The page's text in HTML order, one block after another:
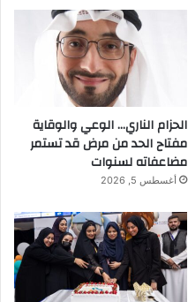
الحزام الناري… الوعي والوقاية
مفتاح الحد من مرض قد تستمر
مضاعفاته لسنوات
أغسطس 5, 2026